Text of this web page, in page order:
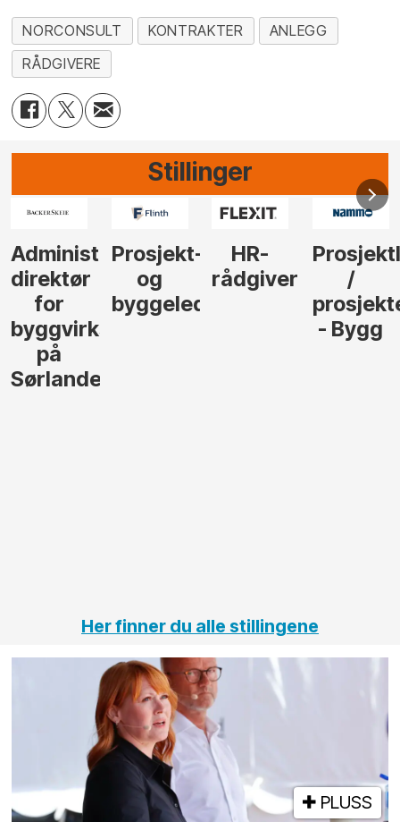
NORCONSULT KONTRAKTER
ANLEGG
RÅDGIVERE
Stillinger
HR-
rådgiver
Prosjektleder
/
prosjekteringsleder
Vi
behøver
elektrofagfolk
Anlegg
søker
Elektro
Her finner du alle stillingene
PLUSS